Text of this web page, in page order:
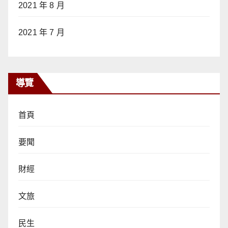
2021 年 8 月
2021 年 7 月
導覽
首頁
要聞
財經
文旅
民生